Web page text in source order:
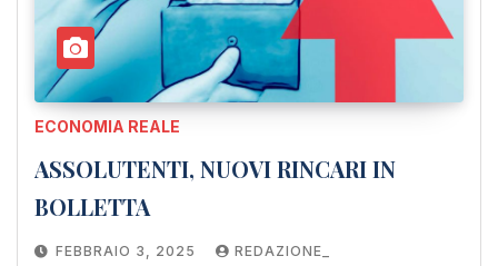
ECONOMIA REALE
ASSOLUTENTI, NUOVI RINCARI IN
BOLLETTA
FEBBRAIO 3, 2025 REDAZIONE_